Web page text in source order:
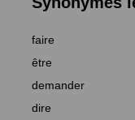
faire
être
demander
dire